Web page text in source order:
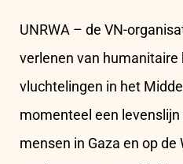
UNRWA – de VN-
verlenen van humanitaire
vluchtelingen in het
momenteel een
mensen in Gaza en op de